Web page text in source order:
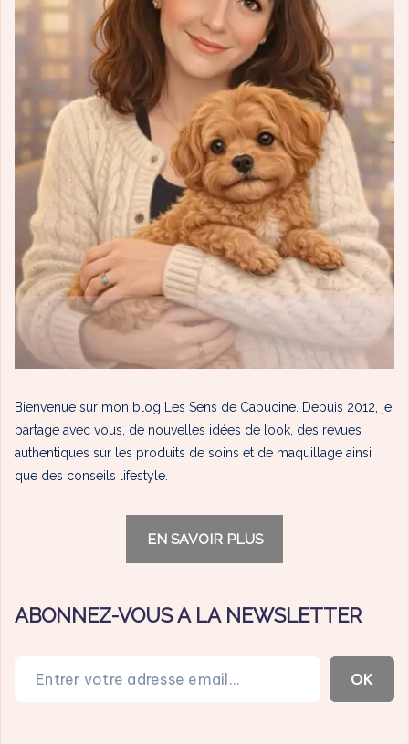
Bienvenue sur mon blog Les Sens de Capucine. Depuis 2012, je
partage avec vous, de nouvelles idées de look, des revues
authentiques sur les produits de soins et de maquillage ainsi
que des conseils lifestyle.
EN SAVOIR PLUS
ABONNEZ-VOUS A LA NEWSLETTER
OK